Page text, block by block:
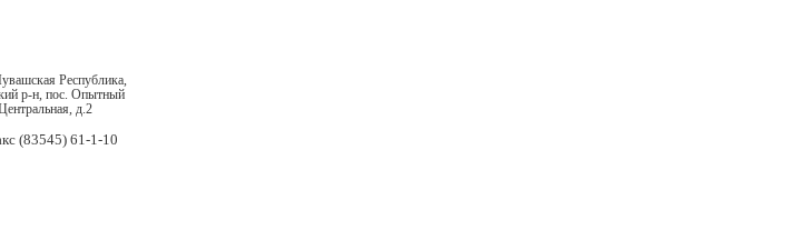
Республика,
р-н, пос. Опытный
д.2
(83545) 61-1-10